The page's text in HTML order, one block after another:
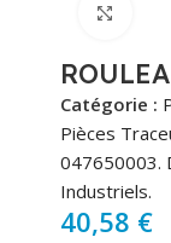
Catégorie :
Pièces
047650003.
Industriels.
40,58 €